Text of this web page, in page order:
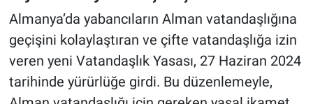
Almanya’da yabancıların Alman vatandaşlığına
geçişini kolaylaştıran ve çifte vatandaşlığa izin
veren yeni Vatandaşlık Yasası, 27 Haziran 2024
tarihinde yürürlüğe girdi. Bu düzenlemeyle,